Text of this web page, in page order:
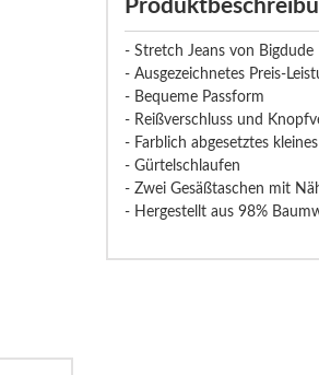
- Stretch Jeans von Bigdude
- Ausgezeichnetes Preis-
- Bequeme Passform
- Reißverschluss und
- Farblich abgesetztes
- Gürtelschlaufen
- Zwei Gesäßtaschen mit
- Hergestellt aus 98%